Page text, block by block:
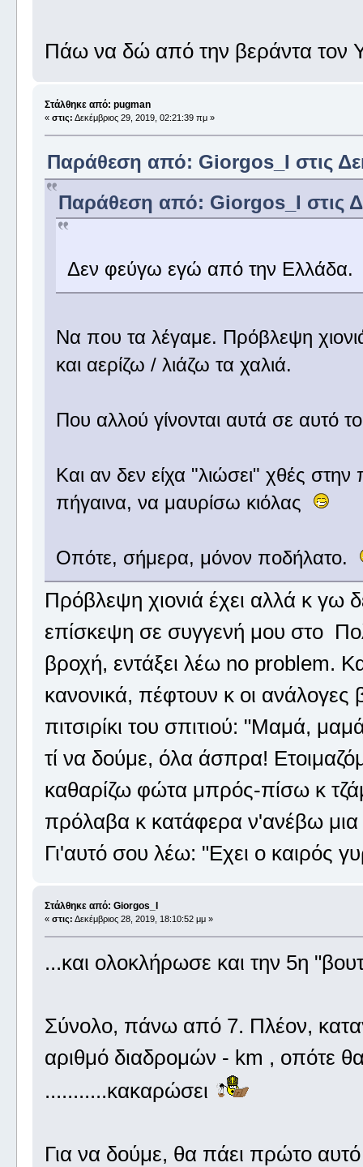
Πάω να δώ από την βεράντα τον
Στάλθηκε από: pugman
« στις: Δεκέμβριος 29, 2019, 02:21:39 πμ »
Παράθεση από: Giorgos_I στις
Παράθεση από: Giorgos_I στις
Δεν φεύγω εγώ από την Ελλάδα.
Να που τα λέγαμε. Πρόβλεψη
και αερίζω / λιάζω τα χαλιά.
Που αλλού γίνονται αυτά σε αυτό
Και αν δεν είχα "λιώσει" χθές
πήγαινα, να μαυρίσω κιόλας
Οπότε, σήμερα, μόνον ποδήλατο.
Πρόβλεψη χιονιά έχει αλλά κ γω
επίσκεψη σε συγγενή μου στο
βροχή, εντάξει λέω no problem.
κανονικά, πέφτουν κ οι
πιτσιρίκι του σπιτιού: "Μαμά,
τί να δούμε, όλα άσπρα!
καθαρίζω φώτα μπρός-πίσω κ
πρόλαβα κ κατάφερα ν'ανέβω
Γι'αυτό σου λέω: "Εχει ο καιρός
Στάλθηκε από: Giorgos_I
« στις: Δεκέμβριος 28, 2019, 18:10:52 μμ »
...και ολοκλήρωσε και την 5η
Σύνολο, πάνω από 7. Πλέον,
αριθμό διαδρομών - km , οπότε
...........κακαρώσει
Για να δούμε, θα πάει πρώτο